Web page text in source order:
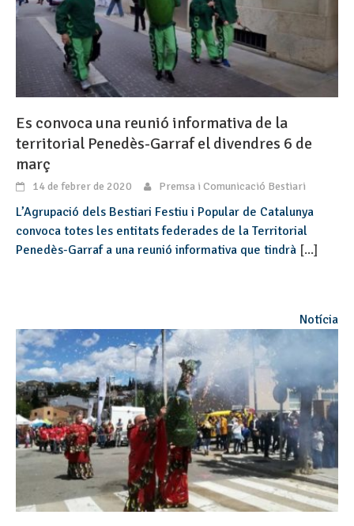
Es convoca una reunió informativa de la
territorial Penedès-Garraf el divendres 6 de
març
14 de febrer de 2020 Premsa i Comunicació Bestiari
L’Agrupació dels Bestiari Festiu i Popular de Catalunya
convoca totes les entitats federades de la Territorial
Penedès-Garraf a una reunió informativa que tindrà [...]
Notícia